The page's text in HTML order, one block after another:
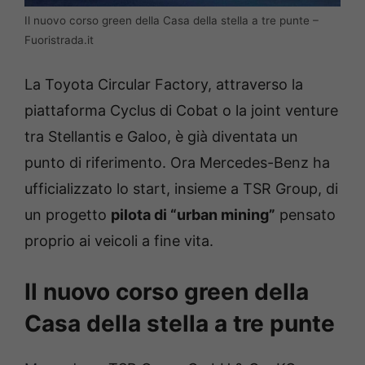
Il nuovo corso green della Casa della stella a tre punte –
Fuoristrada.it
La Toyota Circular Factory, attraverso la
piattaforma Cyclus di Cobat o la joint venture
tra Stellantis e Galoo, è già diventata un
punto di riferimento. Ora Mercedes-Benz ha
ufficializzato lo start, insieme a TSR Group, di
un progetto pilota di “urban mining” pensato
proprio ai veicoli a fine vita.
Il nuovo corso green della
Casa della stella a tre punte